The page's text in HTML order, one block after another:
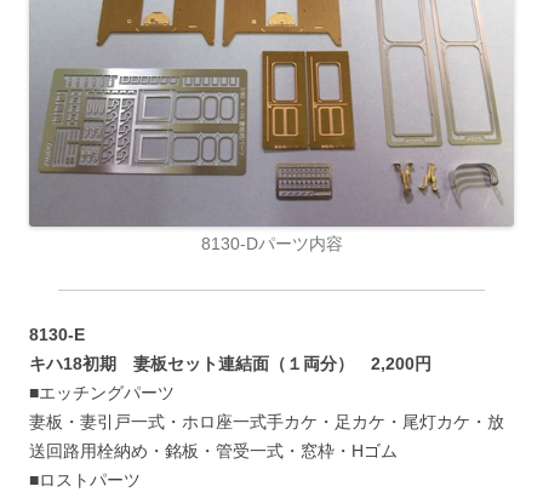
8130-Dパーツ内容
8130-E
キハ18初期 妻板セット連結面（１両分） 2,200円
■エッチングパーツ
妻板・妻引戸一式・ホロ座一式手カケ・足カケ・尾灯カケ・放
送回路用栓納め・銘板・管受一式・窓枠・Hゴム
■ロストパーツ